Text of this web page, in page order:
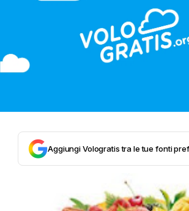
Aggiungi Vologratis tra le tue fonti